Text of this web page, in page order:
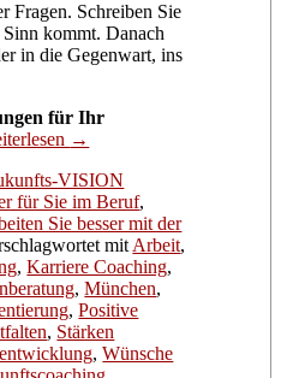
Fragen. Schreiben Sie
kommt. Danach
in die Gegenwart, ins
für Ihr
→
VISION
für Sie im Beruf,
Sie besser mit der
mit Arbeit,
,Karriere Coaching,
,München,
,Positive
, Stärken
,Wünsche